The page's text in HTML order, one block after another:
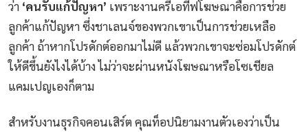
ว่า ‘คนรับแก้ปัญหา’ เพราะงานครีเอทีฟโฆษณาคือการช่วย
ลูกค้าแก้ปัญหา ซึ่งชาเลนจ์ของพวกเขาเป็นการช่วยเหลือ
ลูกค้า ถ้าหากโปรดักต์ออกมาไม่ดี แล้วพวกเขาจะซ่อมโปรดักต์
ให้ดีขึ้นยังไงได้บ้าง ไม่ว่าจะผ่านหนังโฆษณาหรือโซเชียล
แคมเปญเองก็ตาม
สำหรับงานธุรกิจคอนเสิร์ต คุณท็อปนิยามงานตัวเองว่าเป็น